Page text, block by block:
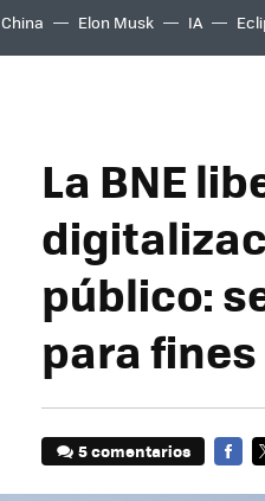
China Elon Musk IA
La BNE
público:
para
5 comentarios